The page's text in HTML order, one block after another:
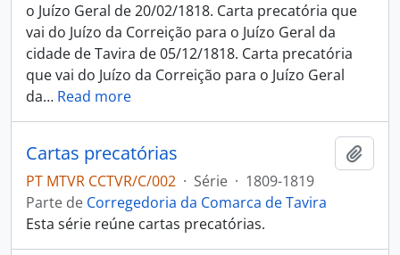
o Juízo Geral de 20/02/1818. Carta precatória que
vai do Juízo da Correição para o Juízo Geral da
cidade de Tavira de 05/12/1818. Carta precatória
que vai do Juízo da Correição para o Juízo Geral
da… Read more
Cartas precatórias
PT MTVR CCTVR/C/002 · Série · 1809-1819
Parte de Corregedoria da Comarca de Tavira
Esta série reúne cartas precatórias.